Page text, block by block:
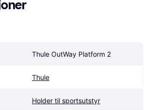
Thule OutWay Platform 2
Thule
Holder til sportsutstyr